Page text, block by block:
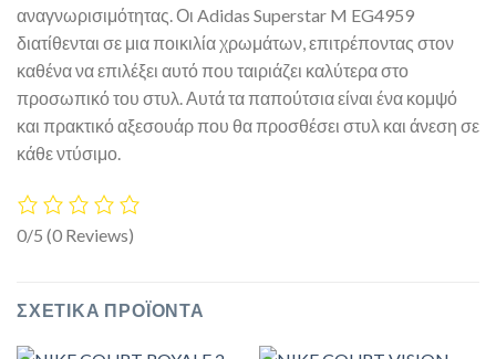
αναγνωρισιμότητας. Οι Adidas Superstar M EG4959
διατίθενται σε μια ποικιλία χρωμάτων, επιτρέποντας στον
καθένα να επιλέξει αυτό που ταιριάζει καλύτερα στο
προσωπικό του στυλ. Αυτά τα παπούτσια είναι ένα κομψό
και πρακτικό αξεσουάρ που θα προσθέσει στυλ και άνεση σε
κάθε ντύσιμο.
0/5 (0 Reviews)
ΣΧΕΤΙΚΆ ΠΡΟΪΌΝΤΑ